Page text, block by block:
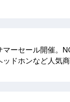
マーセール開催。
ッドホンなど人気